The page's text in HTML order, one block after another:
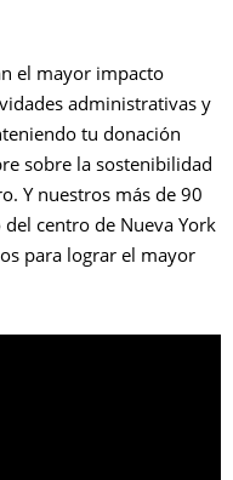
el mayor impacto
administrativas y
tu donación
sobre la sostenibilidad
Y nuestros más de 90
centro de Nueva York
para lograr el mayor